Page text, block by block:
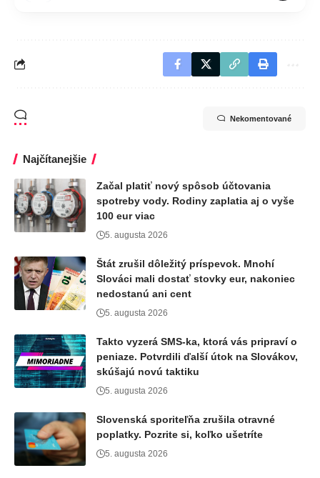
Nekomentované
Najčítanejšie
Začal platiť nový spôsob účtovania
spotreby vody. Rodiny zaplatia aj o vyše
100 eur viac
5. augusta 2026
Štát zrušil dôležitý príspevok. Mnohí
Slováci mali dostať stovky eur, nakoniec
nedostanú ani cent
5. augusta 2026
Takto vyzerá SMS-ka, ktorá vás pripraví o
peniaze. Potvrdili ďalší útok na Slovákov,
skúšajú novú taktiku
5. augusta 2026
Slovenská sporiteľňa zrušila otravné
poplatky. Pozrite si, koľko ušetríte
5. augusta 2026